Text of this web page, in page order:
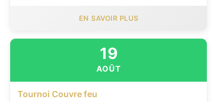
EN SAVOIR PLUS
19
AOÛT
Tournoi Couvre feu